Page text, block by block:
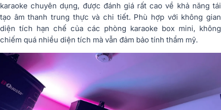
karaoke chuyên dụng, được đánh giá rất cao về khả năng tái
tạo âm thanh trung thực và chi tiết. Phù hợp với không gian
diện tích hạn chế của các phòng karaoke box mini, không
chiếm quá nhiều diện tích mà vẫn đảm bảo tính thẩm mỹ.